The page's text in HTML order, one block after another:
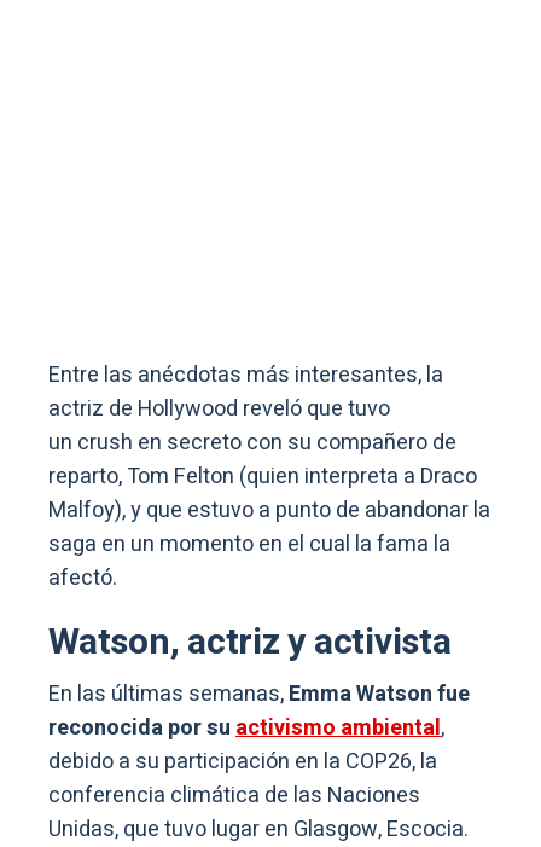
Entre las anécdotas más interesantes, la
actriz de Hollywood reveló que tuvo
un crush en secreto con su compañero de
reparto, Tom Felton (quien interpreta a Draco
Malfoy), y que estuvo a punto de abandonar la
saga en un momento en el cual la fama la
afectó.
Watson, actriz y activista
En las últimas semanas,Emma Watson fue
reconocida por suactivismo ambiental,
debido a su participación en la COP26, la
conferencia climática de las Naciones
Unidas, que tuvo lugar en Glasgow, Escocia.